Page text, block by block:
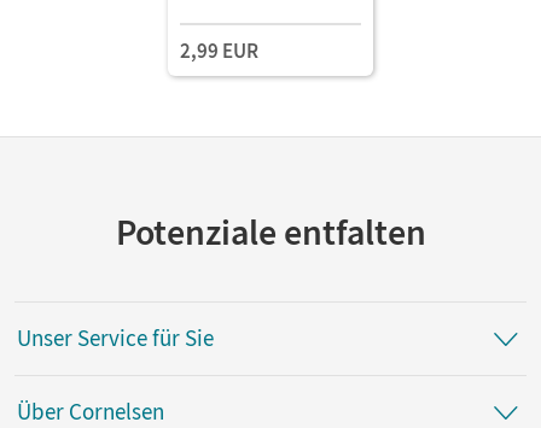
Schulbuch als E-Book
Mit Medien
2,99 EUR
Potenziale entfalten
Unser Service für Sie
Über Cornelsen